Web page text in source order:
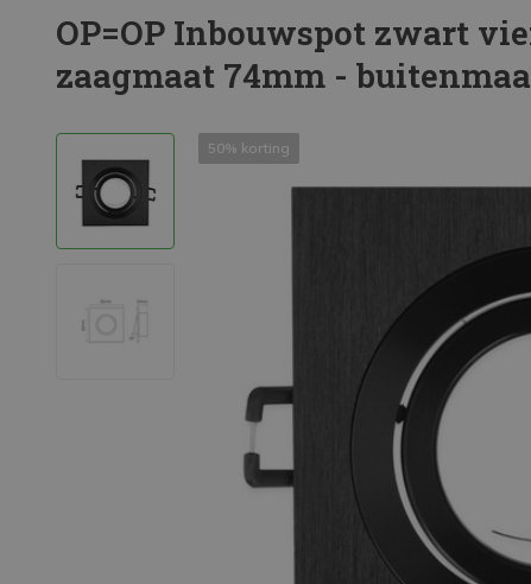
LED Panelen
LED Schijnwerpers
LED High Bay lampen
Installatiemateriaal
OP=OP Inbouwspot zwart
zaagmaat 74mm -
50% korting